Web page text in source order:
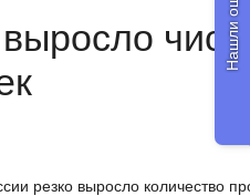
резко выросло количество